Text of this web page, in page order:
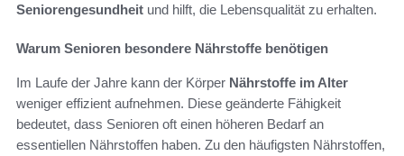
Seniorengesundheit und hilft, die Lebensqualität zu erhalten.
Warum Senioren besondere Nährstoffe benötigen
Im Laufe der Jahre kann der Körper Nährstoffe im Alter
weniger effizient aufnehmen. Diese geänderte Fähigkeit
bedeutet, dass Senioren oft einen höheren Bedarf an
essentiellen Nährstoffen haben. Zu den häufigsten Nährstoffen,